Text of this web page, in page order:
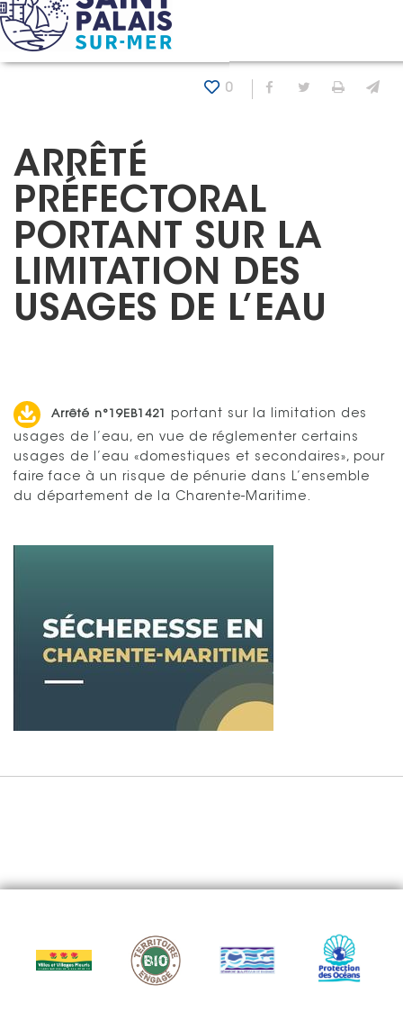
Panneau de gestion des cookies
Accueil Actualités
0 Partager sur
Partager
ARRÊTÉ
PRÉFECTORAL
PORTANT SUR LA
LIMITATION DES
USAGES DE L’EAU
Arrêté n°19EB1421
portant sur la limitation des
usages de l’eau, en vue de réglementer certains
usages de l’eau «domestiques et secondaires», pour
faire face à un risque de pénurie dans L’ensemble
du département de la Charente-Maritime.